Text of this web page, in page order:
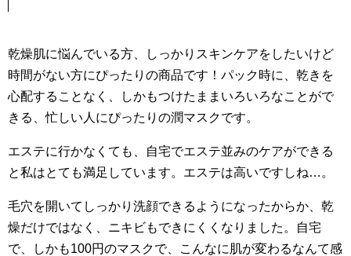
乾燥肌に悩んでいる方、しっかりスキンケアをしたいけど
時間がない方にぴったりの商品です！パック時に、乾きを
心配することなく、しかもつけたままいろいろなことがで
きる、忙しい人にぴったりの潤マスクです。
エステに行かなくても、自宅でエステ並みのケアができる
と私はとても満足しています。エステは高いですしね…。
毛穴を開いてしっかり洗顔できるようになったからか、乾
燥だけではなく、ニキビもできにくくなりました。自宅
で、しかも100円のマスクで、こんなに肌が変わるなんて感